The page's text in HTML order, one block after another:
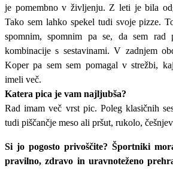
je pomembno v življenju. Z leti je bila
Tako sem lahko spekel tudi svoje pizze.
spomnim, spomnim pa se, da sem rad
kombinacije s sestavinami. V zadnjem
Koper pa sem sem pomagal v strežbi,
imeli več.
Katera pica je vam najljubša?
Rad imam več vrst pic. Poleg klasičnih
tudi piščančje meso ali pršut, rukolo,
Si jo pogosto privoščite? Športniki
pravilno, zdravo in uravnoteženo